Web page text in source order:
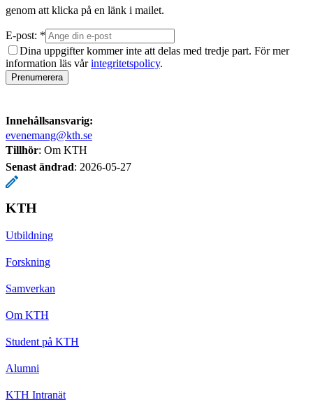
genom att klicka på en länk i mailet.
E-post: *
Dina uppgifter kommer inte att delas med tredje part. För mer
information läs vårintegritetspolicy.
Prenumerera
Innehållsansvarig:
evenemang@kth.se
Tillhör: Om KTH
Senast ändrad: 2026-05-27
KTH
Utbildning
Forskning
Samverkan
Om KTH
Student på KTH
Alumni
KTH Intranät